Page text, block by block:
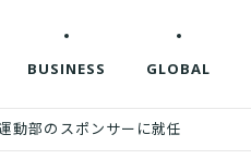
BUSINESS GLOBAL
動部のスポンサーに就任